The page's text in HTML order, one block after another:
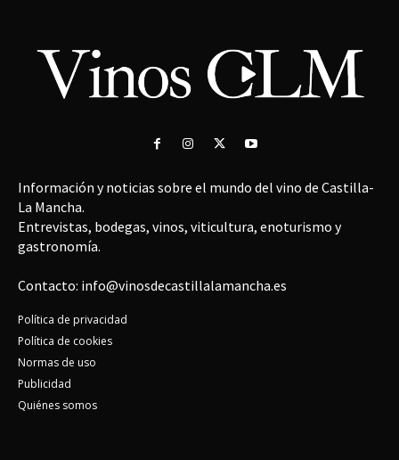
Información y noticias sobre el mundo del vino de Castilla-
La Mancha.
Entrevistas, bodegas, vinos, viticultura, enoturismo y
gastronomía.
Contacto: info@vinosdecastillalamancha.es
Política de privacidad
Política de cookies
Normas de uso
Publicidad
Quiénes somos